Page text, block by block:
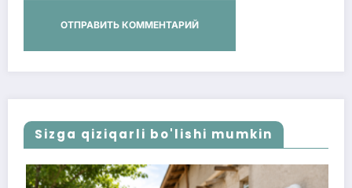
Sizga qiziqarli bo'lishi mumkin